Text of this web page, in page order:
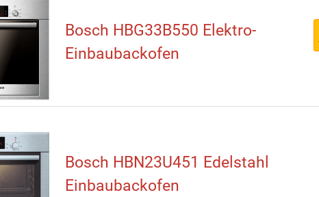
Bosch HBG33B550 Elektro-
Einbaubackofen
Bosch HBN23U451 Edelstahl
Einbaubackofen